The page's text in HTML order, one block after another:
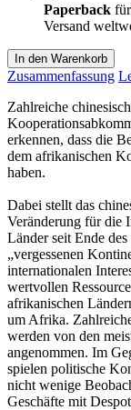
Paperback für
Versand
In den Warenkorb
Zusammenfassung
Zahlreiche
erkennen, dass die
dem afrikanischen
haben.
Dabei stellt das
Veränderung für die
Länder seit Ende
„vergessenen
internationalen
wertvollen
afrikanischen
um Afrika.
werden von den
angenommen. Im
spielen politische
nicht wenige
Geschäfte mit